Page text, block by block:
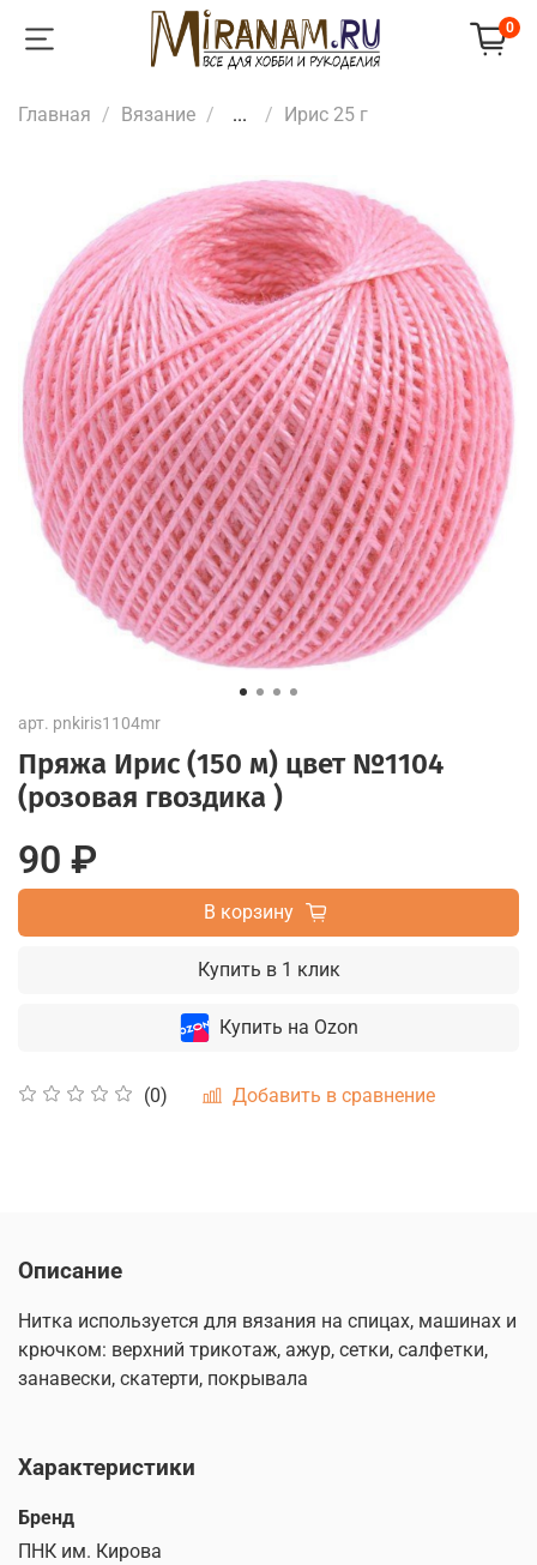
0
Главная Вязание ... Ирис 25 г
арт. pnkiris1104mr
Пряжа Ирис (150 м) цвет №1104
(розовая гвоздика )
(0) Добавить в сравнение
90 ₽
В корзину
Купить в 1 клик
Купить на Ozon
Описание
Нитка используется для вязания на спицах, машинах и
крючком: верхний трикотаж, ажур, сетки, салфетки,
занавески, скатерти, покрывала
Характеристики
Бренд
ПНК им. Кирова